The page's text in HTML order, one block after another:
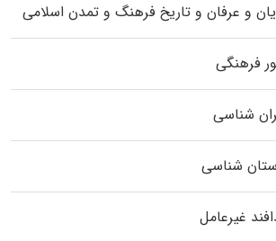
و عرفان و تاریخ فرهنگ و تمدن اسلامی
فرهنگی
شناسی
شناسی
غیرعامل